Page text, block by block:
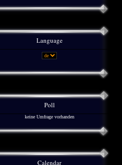
Language
Poll
keine Umfrage vorhanden
Calendar